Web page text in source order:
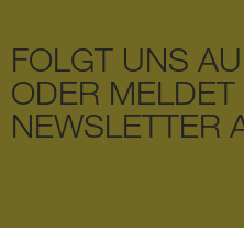
FOLGT UNS
ODER
NEWSLETTER